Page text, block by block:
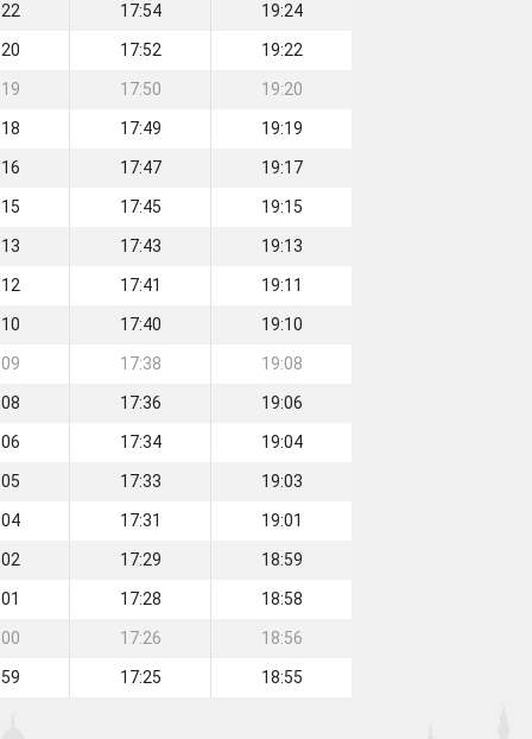
17:54 19:24
17:52 19:22
17:50 19:20
17:49 19:19
17:47 19:17
17:45 19:15
17:43 19:13
17:41 19:11
17:40 19:10
17:38 19:08
17:36 19:06
17:34 19:04
17:33 19:03
17:31 19:01
17:29 18:59
17:28 18:58
17:26 18:56
17:25 18:55